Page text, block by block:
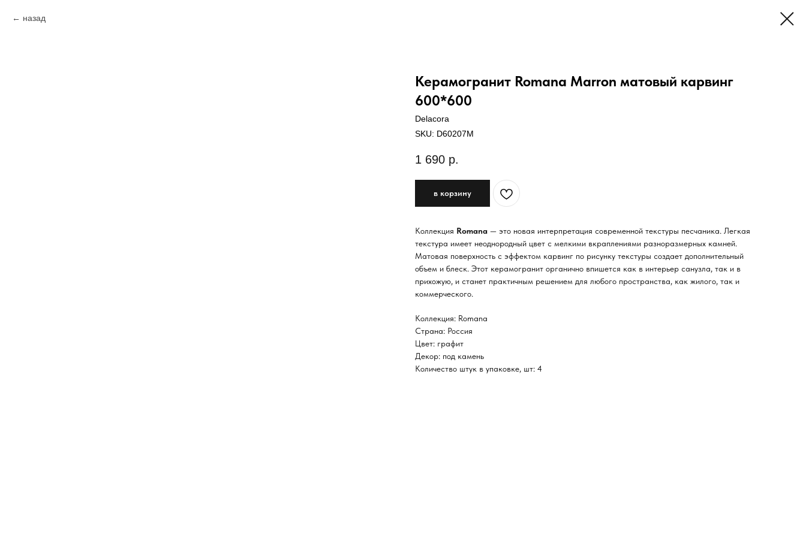
назад
Керамогранит Romana Marron матовый карвинг
600*600
Delacora
SKU: D60207M
1 690 р.
в корзину
Коллекция Romana — это новая интерпретация современной текстуры песчаника. Легкая
текстура имеет неоднородный цвет с мелкими вкраплениями разноразмерных камней.
Матовая поверхность с эффектом карвинг по рисунку текстуры создает дополнительный
объем и блеск. Этот керамогранит органично впишется как в интерьер санузла, так и в
прихожую, и станет практичным решением для любого пространства, как жилого, так и
коммерческого.
Коллекция: Romana
Страна: Россия
Цвет: графит
Декор: под камень
Количество штук в упаковке, шт: 4